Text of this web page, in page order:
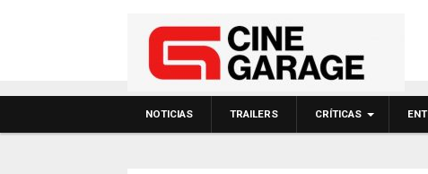
NOTICIAS TRAILERS CRÍTICAS